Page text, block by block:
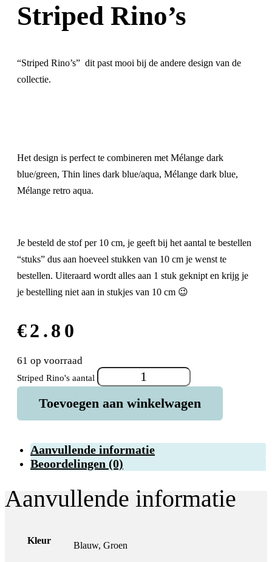
Striped Rino’s
“Striped Rino’s” dit past mooi bij de andere design van de
collectie.
Het design is perfect te combineren met Mélange dark
blue/green, Thin lines dark blue/aqua, Mélange dark blue,
Mélange retro aqua.
Je besteld de stof per 10 cm, je geeft bij het aantal te bestellen
“stuks” dus aan hoeveel stukken van 10 cm je wenst te
bestellen. Uiteraard wordt alles aan 1 stuk geknipt en krijg je
je bestelling niet aan in stukjes van 10 cm 😉
€2.80
61 op voorraad
Striped Rino's aantal
Toevoegen aan winkelwagen
Aanvullende informatie
Beoordelingen (0)
Aanvullende informatie
Kleur Blauw, Groen